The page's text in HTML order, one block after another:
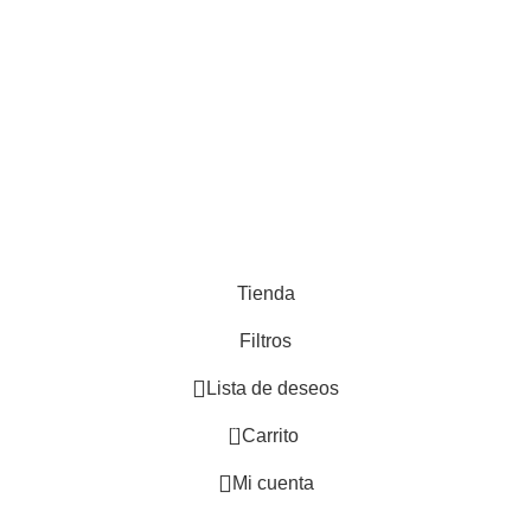
Tienda
Filtros
Lista de deseos
0 Carrito
Mi cuenta